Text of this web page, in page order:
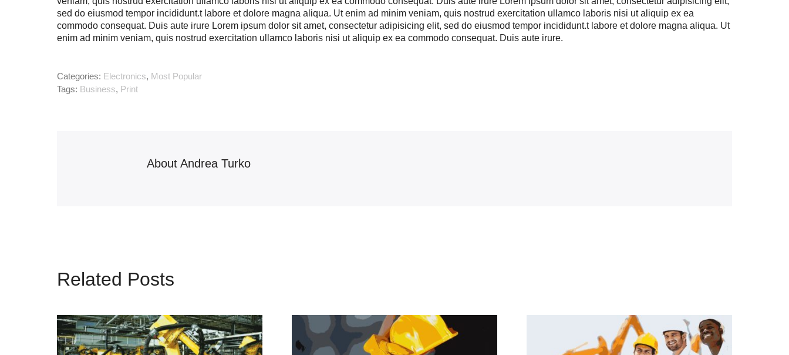
sed do eiusmod tempor incididunt.t labore et dolore magna aliqua. Ut enim ad minim veniam, quis nostrud exercitation ullamco laboris nisi ut aliquip ex ea
commodo consequat. Duis aute irure Lorem ipsum dolor sit amet, consectetur adipisicing elit, sed do eiusmod tempor incididunt.t labore et dolore magna aliqua. Ut
enim ad minim veniam, quis nostrud exercitation ullamco laboris nisi ut aliquip ex ea commodo consequat. Duis aute irure.
Categories: Electronics, Most Popular
Tags: Business, Print
About Andrea Turko
Related Posts